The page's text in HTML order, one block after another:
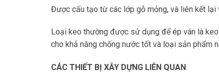
Được cấu tạo từ các lớp gỗ mỏng, và liên kết lại
Loại keo thường được sử dụng để ép ván là
cho khả năng chống nước tốt và loại sản phẩm
CÁC THIẾT BỊ XÂY DỰNG LIÊN QUAN